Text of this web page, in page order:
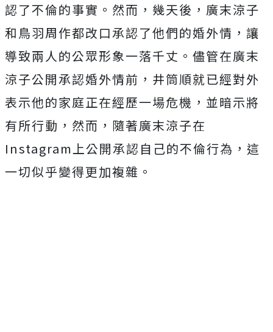
認了不倫的事實。然而，幾天後，廣末涼子
和鳥羽周作都改口承認了他們的婚外情，讓
導致兩人的公眾形象一落千丈。儘管在廣末
涼子公開承認婚外情前，井筒順就已經對外
表示他的家庭正在經歷一場危機，並暗示將
有所行動，然而，隨著廣末涼子在
Instagram 上公開承認自己的不倫行為，這
一切似乎變得更加複雜。